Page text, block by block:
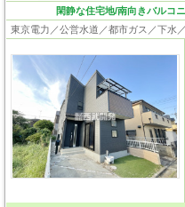
閑静な住宅地/南向きバルコ